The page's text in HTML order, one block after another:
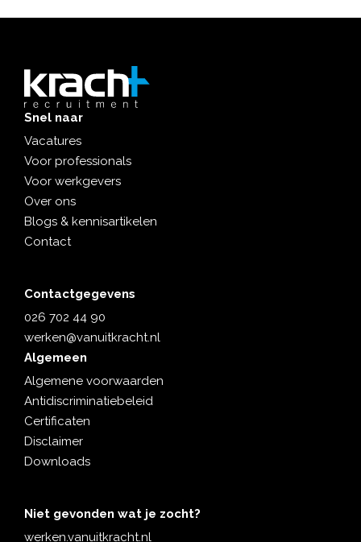
Snel naar
Vacatures
Voor professionals
Voor werkgevers
Over ons
Blogs & kennisartikelen
Contact
Contactgegevens
026 702 44 90
werken@vanuitkracht.nl
Algemeen
Algemene voorwaarden
Antidiscriminatiebeleid
Certificaten
Disclaimer
Downloads
Niet gevonden wat je zocht?
werken.vanuitkracht.nl